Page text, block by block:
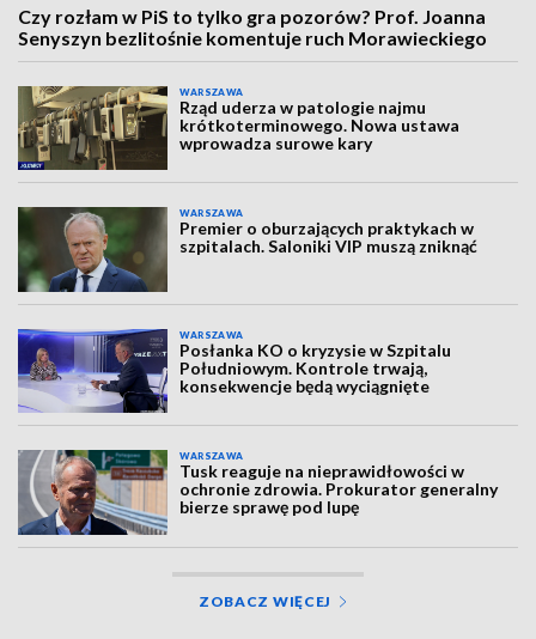
Czy rozłam w PiS to tylko gra pozorów? Prof. Joanna
Senyszyn bezlitośnie komentuje ruch Morawieckiego
WARSZAWA
Rząd uderza w patologie najmu
krótkoterminowego. Nowa ustawa
wprowadza surowe kary
WARSZAWA
Premier o oburzających praktykach w
szpitalach. Saloniki VIP muszą zniknąć
WARSZAWA
Posłanka KO o kryzysie w Szpitalu
Południowym. Kontrole trwają,
konsekwencje będą wyciągnięte
WARSZAWA
Tusk reaguje na nieprawidłowości w
ochronie zdrowia. Prokurator generalny
bierze sprawę pod lupę
ZOBACZ WIĘCEJ